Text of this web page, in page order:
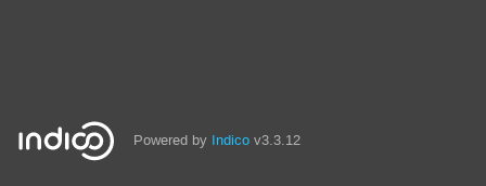
Powered by Indico v3.3.12